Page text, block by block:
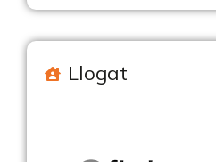
Llogat